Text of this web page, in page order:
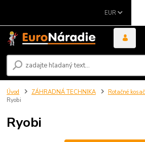
EUR
Úvod ZÁHRADNÁ TECHNIKA Rotačné
Ryobi
Ryobi